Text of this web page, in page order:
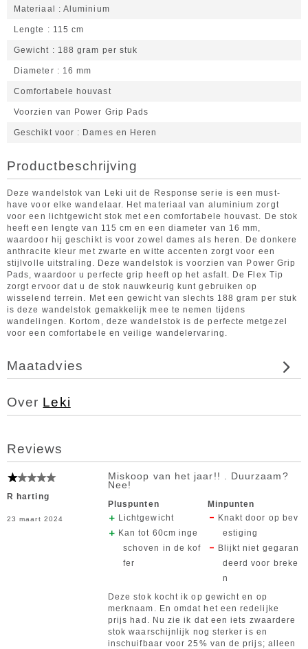
Materiaal Aluminium
Lengte 115 cm
Gewicht 188 gram per stuk
Diameter 16 mm
Comfortabele houvast
Voorzien van Power Grip Pads
Geschikt voor Dames en Heren
Productbeschrijving
Deze wandelstok van Leki uit de Response serie is een must-
have voor elke wandelaar. Het materiaal van aluminium zorgt
voor een lichtgewicht stok met een comfortabele houvast. De stok
heeft een lengte van 115 cm en een diameter van 16 mm,
waardoor hij geschikt is voor zowel dames als heren. De donkere
anthracite kleur met zwarte en witte accenten zorgt voor een
stijlvolle uitstraling. Deze wandelstok is voorzien van Power Grip
Pads, waardoor u perfecte grip heeft op het asfalt. De Flex Tip
zorgt ervoor dat u de stok nauwkeurig kunt gebruiken op
wisselend terrein. Met een gewicht van slechts 188 gram per stuk
is deze wandelstok gemakkelijk mee te nemen tijdens
wandelingen. Kortom, deze wandelstok is de perfecte metgezel
voor een comfortabele en veilige wandelervaring.
Maatadvies
Over Leki
Reviews
R harting
23 maart 2024
Miskoop van het jaar!! . Duurzaam?
Nee!
Pluspunten
Lichtgewicht
Kan tot 60cm inge
schoven in de kof
fer
Minpunten
Knakt door op bev
estiging
Blijkt niet gegaran
deerd voor breke
n
Deze stok kocht ik op gewicht en op
merknaam. En omdat het een redelijke
prijs had. Nu zie ik dat een iets zwaardere
stok waarschijnlijk nog sterker is en
inschuifbaar voor 25% van de prijs; alleen